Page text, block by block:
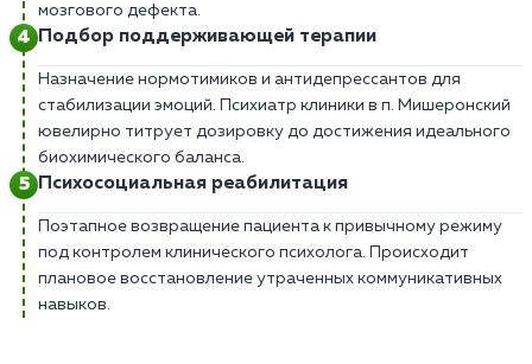
мозгового дефекта.
Подбор поддерживающей терапии
Назначение нормотимиков и антидепрессантов для
стабилизации эмоций. Психиатр клиники в п. Мишеронский
ювелирно титрует дозировку до достижения идеального
биохимического баланса.
Психосоциальная реабилитация
Поэтапное возвращение пациента к привычному режиму
под контролем клинического психолога. Происходит
плановое восстановление утраченных коммуникативных
навыков.